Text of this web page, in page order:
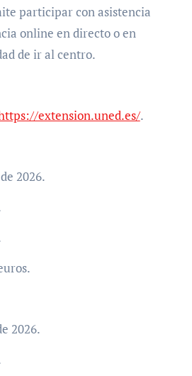
participar con asistencia
online en directo o en
de ir al centro.
extension.uned.es/.
2026.
2026.